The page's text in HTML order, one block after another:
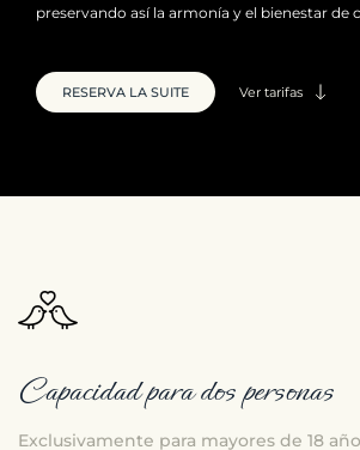
preservando así la armonía y el bienestar de
RESERVA LA SUITE Ver tarifas
Capacidad para dos personas
Exclusivamente para mayores de 18